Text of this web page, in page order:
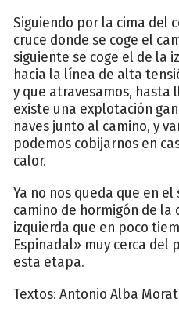
Siguiendo por la cima del
cruce donde se coge el
siguiente se coge el de la
hacia la línea de alta
y que atravesamos, hasta
existe una explotación
naves junto al camino, y
podemos cobijarnos en
calor.
Ya no nos queda que en
camino de hormigón de la
izquierda que en poco
Espinadal» muy cerca del
esta etapa.
Textos: Antonio Alba